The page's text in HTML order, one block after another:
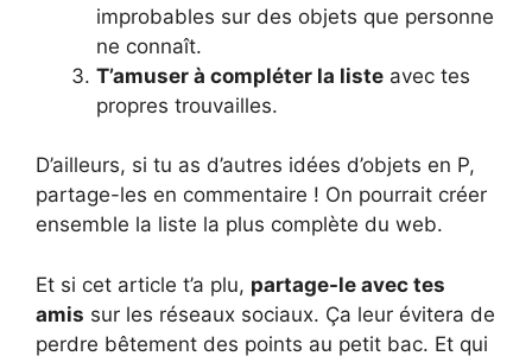
improbables sur des objets que personne
ne connaît.
T’amuser à compléter la liste avec tes
propres trouvailles.
D’ailleurs, si tu as d’autres idées d’objets en P,
partage-les en commentaire ! On pourrait créer
ensemble la liste la plus complète du web.
Et si cet article t’a plu, partage-le avec tes
amis sur les réseaux sociaux. Ça leur évitera de
perdre bêtement des points au petit bac. Et qui